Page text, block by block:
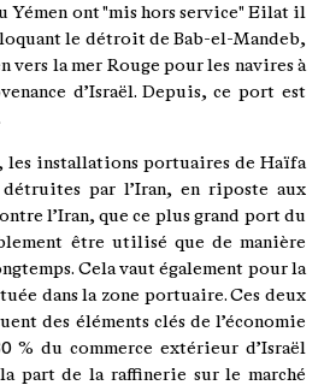
Yémen ont "mis hors service" Eilat il
le détroit de Bab-el-Mandeb,
vers la mer Rouge pour les navires à
d’Israël. Depuis, ce port est
les installations portuaires de Haïfa
par l’Iran, en riposte aux
l’Iran, que ce plus grand port du
être utilisé que de manière
Cela vaut également pour la
dans la zone portuaire. Ces deux
des éléments clés de l’économie
% du commerce extérieur d’Israël
part de la raffinerie sur le marché